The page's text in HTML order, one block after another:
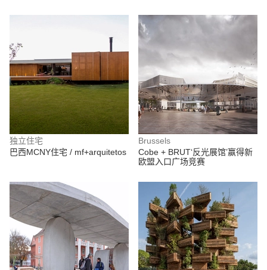
独立住宅
巴西MCNY住宅 / mf+arquitetos
Brussels
Cobe + BRUT‘反光展馆’赢得新
欧盟入口广场竞赛